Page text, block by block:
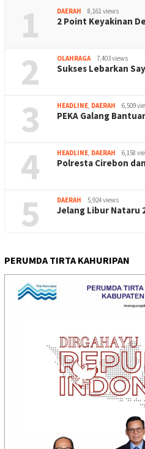
1 DAERAH 8,161 views
2 Point Keyakinan
2 OLAHRAGA 7,403 views
Sukses Lebarkan
3 HEADLINE, DAERAH 6,509
PEKA Galang
4 HEADLINE, DAERAH 6,158
Polresta Cirebon
5 DAERAH 5,924 views
Jelang Libur Nataru
PERUMDA TIRTA KAHURIPAN